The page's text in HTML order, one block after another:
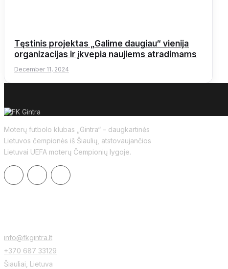
Tęstinis projektas „Galime daugiau“ vienija
organizacijas ir įkvepia naujiems atradimams
December 11, 2024
Moterų futbolo klubas „Gintra“ – daugkartinės
Lietuvos čempionės iš Šiaulių, atstovaujančios
Lietuvai UEFA moterų Čempionių lygoje.
info@fkgintra.lt
+370 687 33129
Šiauliai, Lietuva